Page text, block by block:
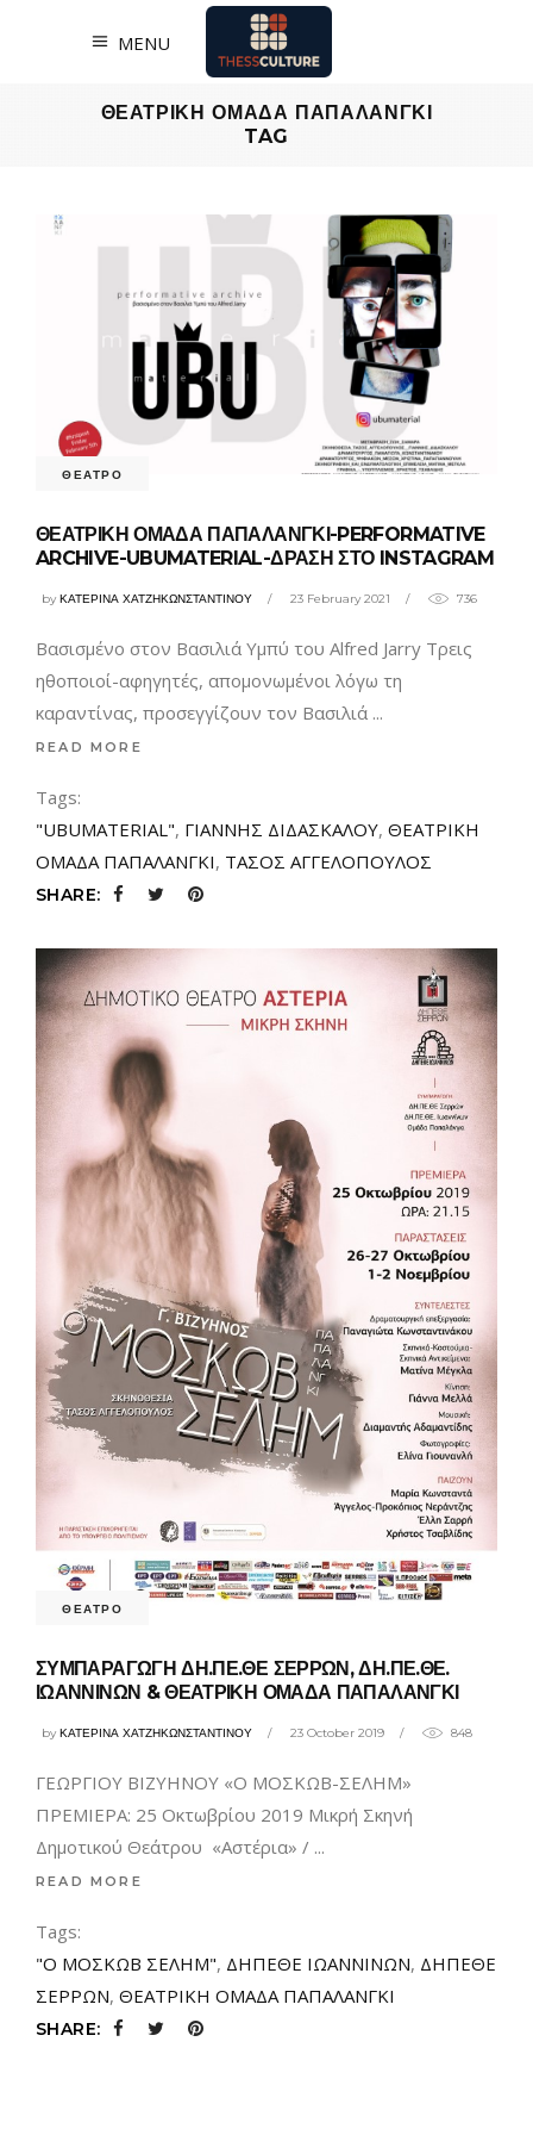
MENU
ΘΕΑΤΡΙΚΗ ΟΜΑΔΑ ΠΑΠΑΛΑΝΓΚΙ
TAG
ΘΕΑΤΡΟ
ΘΕΑΤΡΙΚΗ ΟΜΑΔΑ ΠΑΠΑΛΑΝΓΚΙ-PERFORMATIVE
ARCHIVE-UBUMATERIAL-ΔΡΑΣΗ ΣΤΟ INSTAGRAM
byΚΑΤΕΡΙΝΑ ΧΑΤΖΗΚΩΝΣΤΑΝΤΙΝΟΥ 23 February 2021 736
Βασισμένο στον Βασιλιά Υμπύ του Alfred Jarry Τρεις
ηθοποιοί-αφηγητές, απομονωμένοι λόγω τη
καραντίνας, προσεγγίζουν τον Βασιλιά
READ MORE
Tags:
"UBUMATERIAL", ΓΙΑΝΝΗΣ ΔΙΔΑΣΚΑΛΟΥ, ΘΕΑΤΡΙΚΗ
ΟΜΑΔΑ ΠΑΠΑΛΑΝΓΚΙ, ΤΑΣΟΣ ΑΓΓΕΛΟΠΟΥΛΟΣ
SHARE:
ΘΕΑΤΡΟ
ΣΥΜΠΑΡΑΓΩΓΗ ΔΗ.ΠΕ.ΘΕ ΣΕΡΡΩΝ, ΔΗ.ΠΕ.ΘΕ.
ΙΩΑΝΝΙΝΩΝ & ΘΕΑΤΡΙΚΗ ΟΜΑΔΑ ΠΑΠΑΛΑΝΓΚΙ
byΚΑΤΕΡΙΝΑ ΧΑΤΖΗΚΩΝΣΤΑΝΤΙΝΟΥ 23 October 2019 848
ΓΕΩΡΓΙΟΥ ΒΙΖΥΗΝΟΥ «Ο ΜΟΣΚΩΒ-ΣΕΛΗΜ»
ΠΡΕΜΙΕΡΑ: 25 Οκτωβρίου 2019 Μικρή Σκηνή
Δημοτικού Θεάτρου «Αστέρια» /
READ MORE
Tags:
"Ο ΜΟΣΚΩΒ ΣΕΛΗΜ", ΔΗΠΕΘΕ ΙΩΑΝΝΙΝΩΝ, ΔΗΠΕΘΕ
ΣΕΡΡΩΝ, ΘΕΑΤΡΙΚΗ ΟΜΑΔΑ ΠΑΠΑΛΑΝΓΚΙ
SHARE: